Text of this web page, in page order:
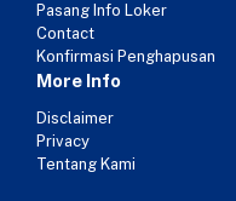
Pasang Info Loker
Contact
Konfirmasi Penghapusan
More Info
Disclaimer
Privacy
Tentang Kami